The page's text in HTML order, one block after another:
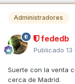
Administradores
fededb
Publicado 13
Suerte con la venta
cerca de Madrid.